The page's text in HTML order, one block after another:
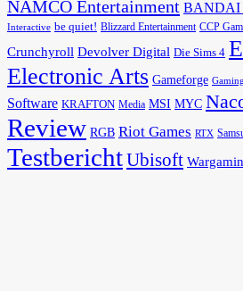
NAMCO Entertainment BANDAI
Interactive be quiet! Blizzard Entertainment CCP
Crunchyroll Devolver Digital Die Sims 4
Electronic Arts Gameforge Gaming
Software KRAFTON Media MSI MYC
Review RGB Riot Games RTX
TestberichtUbisoft